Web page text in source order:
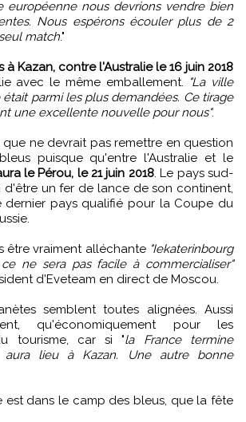
européenne nous devrions vendre bien
Nous espérons écouler plus de 2
match."
à Kazan, contre l'Australie le 16 juin 2018
avec le même emballement.
"La ville
parmi les plus demandées. Ce tirage
une excellente nouvelle pour nous".
ne devrait pas remettre en question
puisque qu'entre l'Australie et le
le Pérou, le 21 juin 2018. Le pays sud-
d'être un fer de lance de son continent,
dernier pays qualifié pour la Coupe du
être vraiment alléchante "Iekaterinbourg
ne sera pas facile à commercialiser"
d'Eveteam en direct de Moscou.
semblent toutes alignées. Aussi
qu'économiquement pour les
tourisme, car si "la France termine
lieu à Kazan. Une autre bonne
est dans le camp des bleus, que la fête